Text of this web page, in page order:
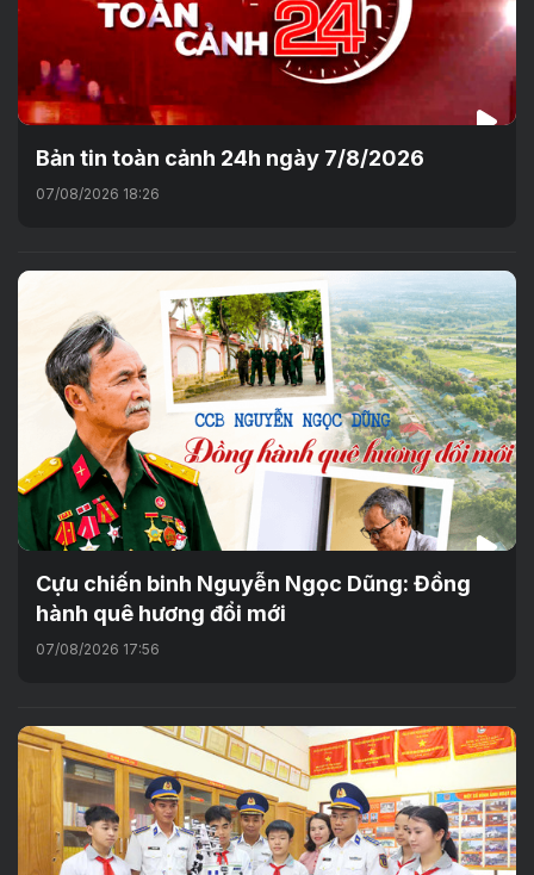
Bản tin toàn cảnh 24h ngày 7/8/2026
07/08/2026 18:26
Cựu chiến binh Nguyễn Ngọc Dũng: Đồng
hành quê hương đổi mới
07/08/2026 17:56